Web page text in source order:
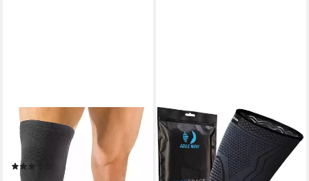
MUELLER SPORTS MEDICINE
Kniebandage Mueller Elastic
Knie Bandage
AGILE NOW
Kniebandage Performance Up,
Stabilisiert & Entlastet
(Rutschfester Sitz, Ideal für